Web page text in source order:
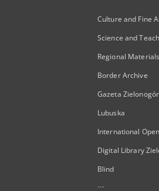
Culture and Fine
Science and
Regional Materials
Border Archive
Gazeta
Lubuska
International
Digital Library
Blind
...